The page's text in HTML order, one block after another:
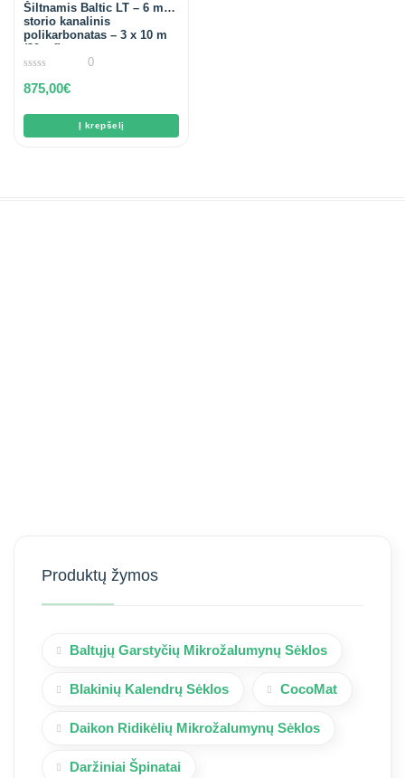
Šiltnamis Baltic LT – 6 mm
storio kanalinis
polikarbonatas – 3 x 10 m
(30 m²)
out
5
0
875,00€
Į krepšelį
Produktų žymos
Baltųjų Garstyčių Mikrožalumynų Sėklos
Blakinių Kalendrų Sėklos CocoMat
Daikon Ridikėlių Mikrožalumynų Sėklos
Daržiniai Špinatai